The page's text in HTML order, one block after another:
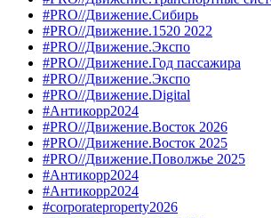
#PRO//Движение.Сибирь
#PRO//Движение.1520 2022
#PRO//Движение.Экспо
#PRO//Движение.Год пассажира
#PRO//Движение.Экспо
#PRO//Движение.Digital
#Антикорр2024
#PRO//Движение.Восток 2026
#PRO//Движение.Восток 2025
#PRO//Движение.Поволжье 2025
#Антикорр2024
#Антикорр2024
#corporateproperty2026